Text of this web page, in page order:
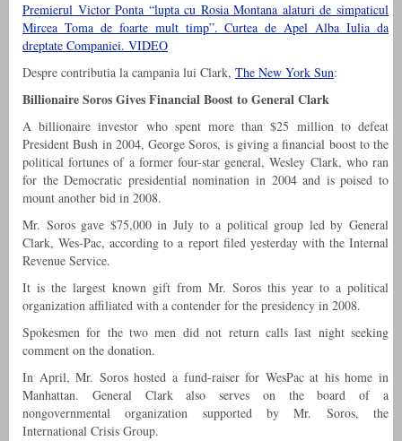
Premierul Victor Ponta “lupta cu Rosia Montana alaturi de simpaticul
Mircea Toma de foarte mult timp”. Curtea de Apel Alba Iulia da
dreptate Companiei. VIDEO
Despre contributia la campania lui Clark, The New York Sun:
Billionaire Soros Gives Financial Boost to General Clark
A billionaire investor who spent more than $25 million to defeat
President Bush in 2004, George Soros, is giving a financial boost to the
political fortunes of a former four-star general, Wesley Clark, who ran
for the Democratic presidential nomination in 2004 and is poised to
mount another bid in 2008.
Mr. Soros gave $75,000 in July to a political group led by General
Clark, Wes-Pac, according to a report filed yesterday with the Internal
Revenue Service.
It is the largest known gift from Mr. Soros this year to a political
organization affiliated with a contender for the presidency in 2008.
Spokesmen for the two men did not return calls last night seeking
comment on the donation.
In April, Mr. Soros hosted a fund-raiser for WesPac at his home in
Manhattan. General Clark also serves on the board of a
nongovernmental organization supported by Mr. Soros, the
International Crisis Group.